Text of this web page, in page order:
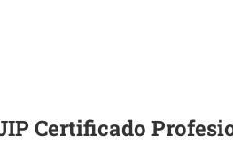
Certificado